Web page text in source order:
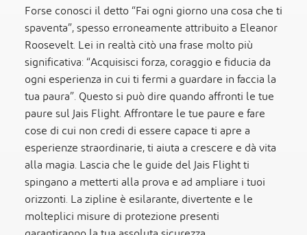
Forse conosci il detto “Fai ogni giorno una cosa che ti
spaventa”, spesso erroneamente attribuito a Eleanor
Roosevelt. Lei in realtà citò una frase molto più
significativa: “Acquisisci forza, coraggio e fiducia da
ogni esperienza in cui ti fermi a guardare in faccia la
tua paura”. Questo si può dire quando affronti le tue
paure sul Jais Flight. Affrontare le tue paure e fare
cose di cui non credi di essere capace ti apre a
esperienze straordinarie, ti aiuta a crescere e dà vita
alla magia. Lascia che le guide del Jais Flight ti
spingano a metterti alla prova e ad ampliare i tuoi
orizzonti. La zipline è esilarante, divertente e le
molteplici misure di protezione presenti